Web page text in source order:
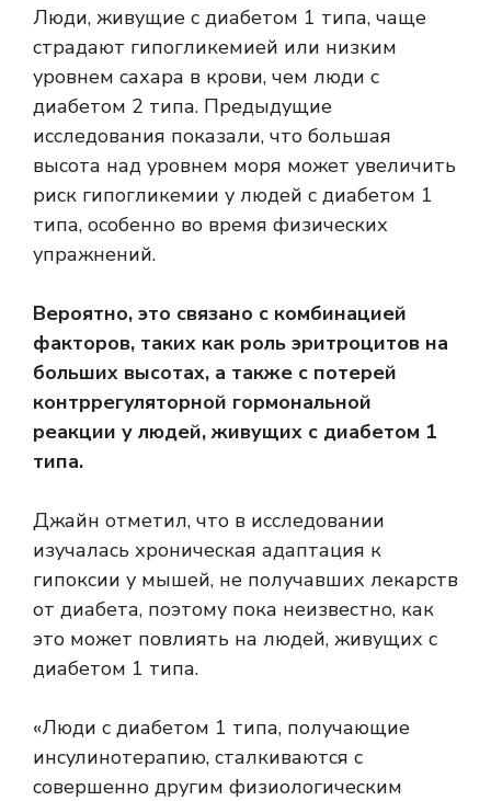
Люди, живущие с диабетом 1 типа, чаще
страдают гипогликемией или низким
уровнем сахара в крови, чем люди с
диабетом 2 типа. Предыдущие
исследования показали, что большая
высота над уровнем моря может увеличить
риск гипогликемии у людей с диабетом 1
типа, особенно во время физических
упражнений.
Вероятно, это связано с комбинацией
факторов, таких как роль эритроцитов на
больших высотах, а также с потерей
контррегуляторной гормональной
реакции у людей, живущих с диабетом 1
типа.
Джайн отметил, что в исследовании
изучалась хроническая адаптация к
гипоксии у мышей, не получавших лекарств
от диабета, поэтому пока неизвестно, как
это может повлиять на людей, живущих с
диабетом 1 типа.
«Люди с диабетом 1 типа, получающие
инсулинотерапию, сталкиваются с
совершенно другим физиологическим